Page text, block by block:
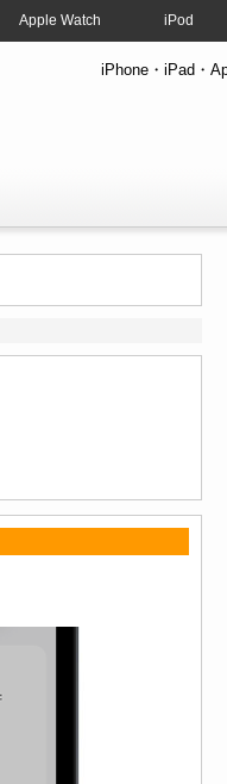
Apple Watch iPod
iPhone・iPad・